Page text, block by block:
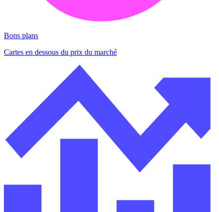
Bons plans
Cartes en dessous du prix du marché